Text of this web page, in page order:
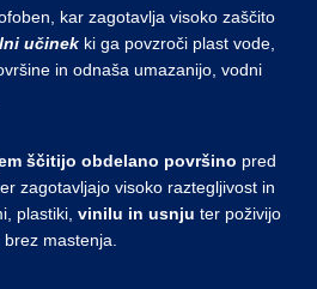
kar zagotavlja visoko zaščito
učinek ki ga povzroči plast vode,
in odnaša umazanijo, vodni
ščitijo obdelano površino pred
zagotavljajo visoko raztegljivost in
plastiki, vinilu in usnju ter poživijo
brez mastenja.